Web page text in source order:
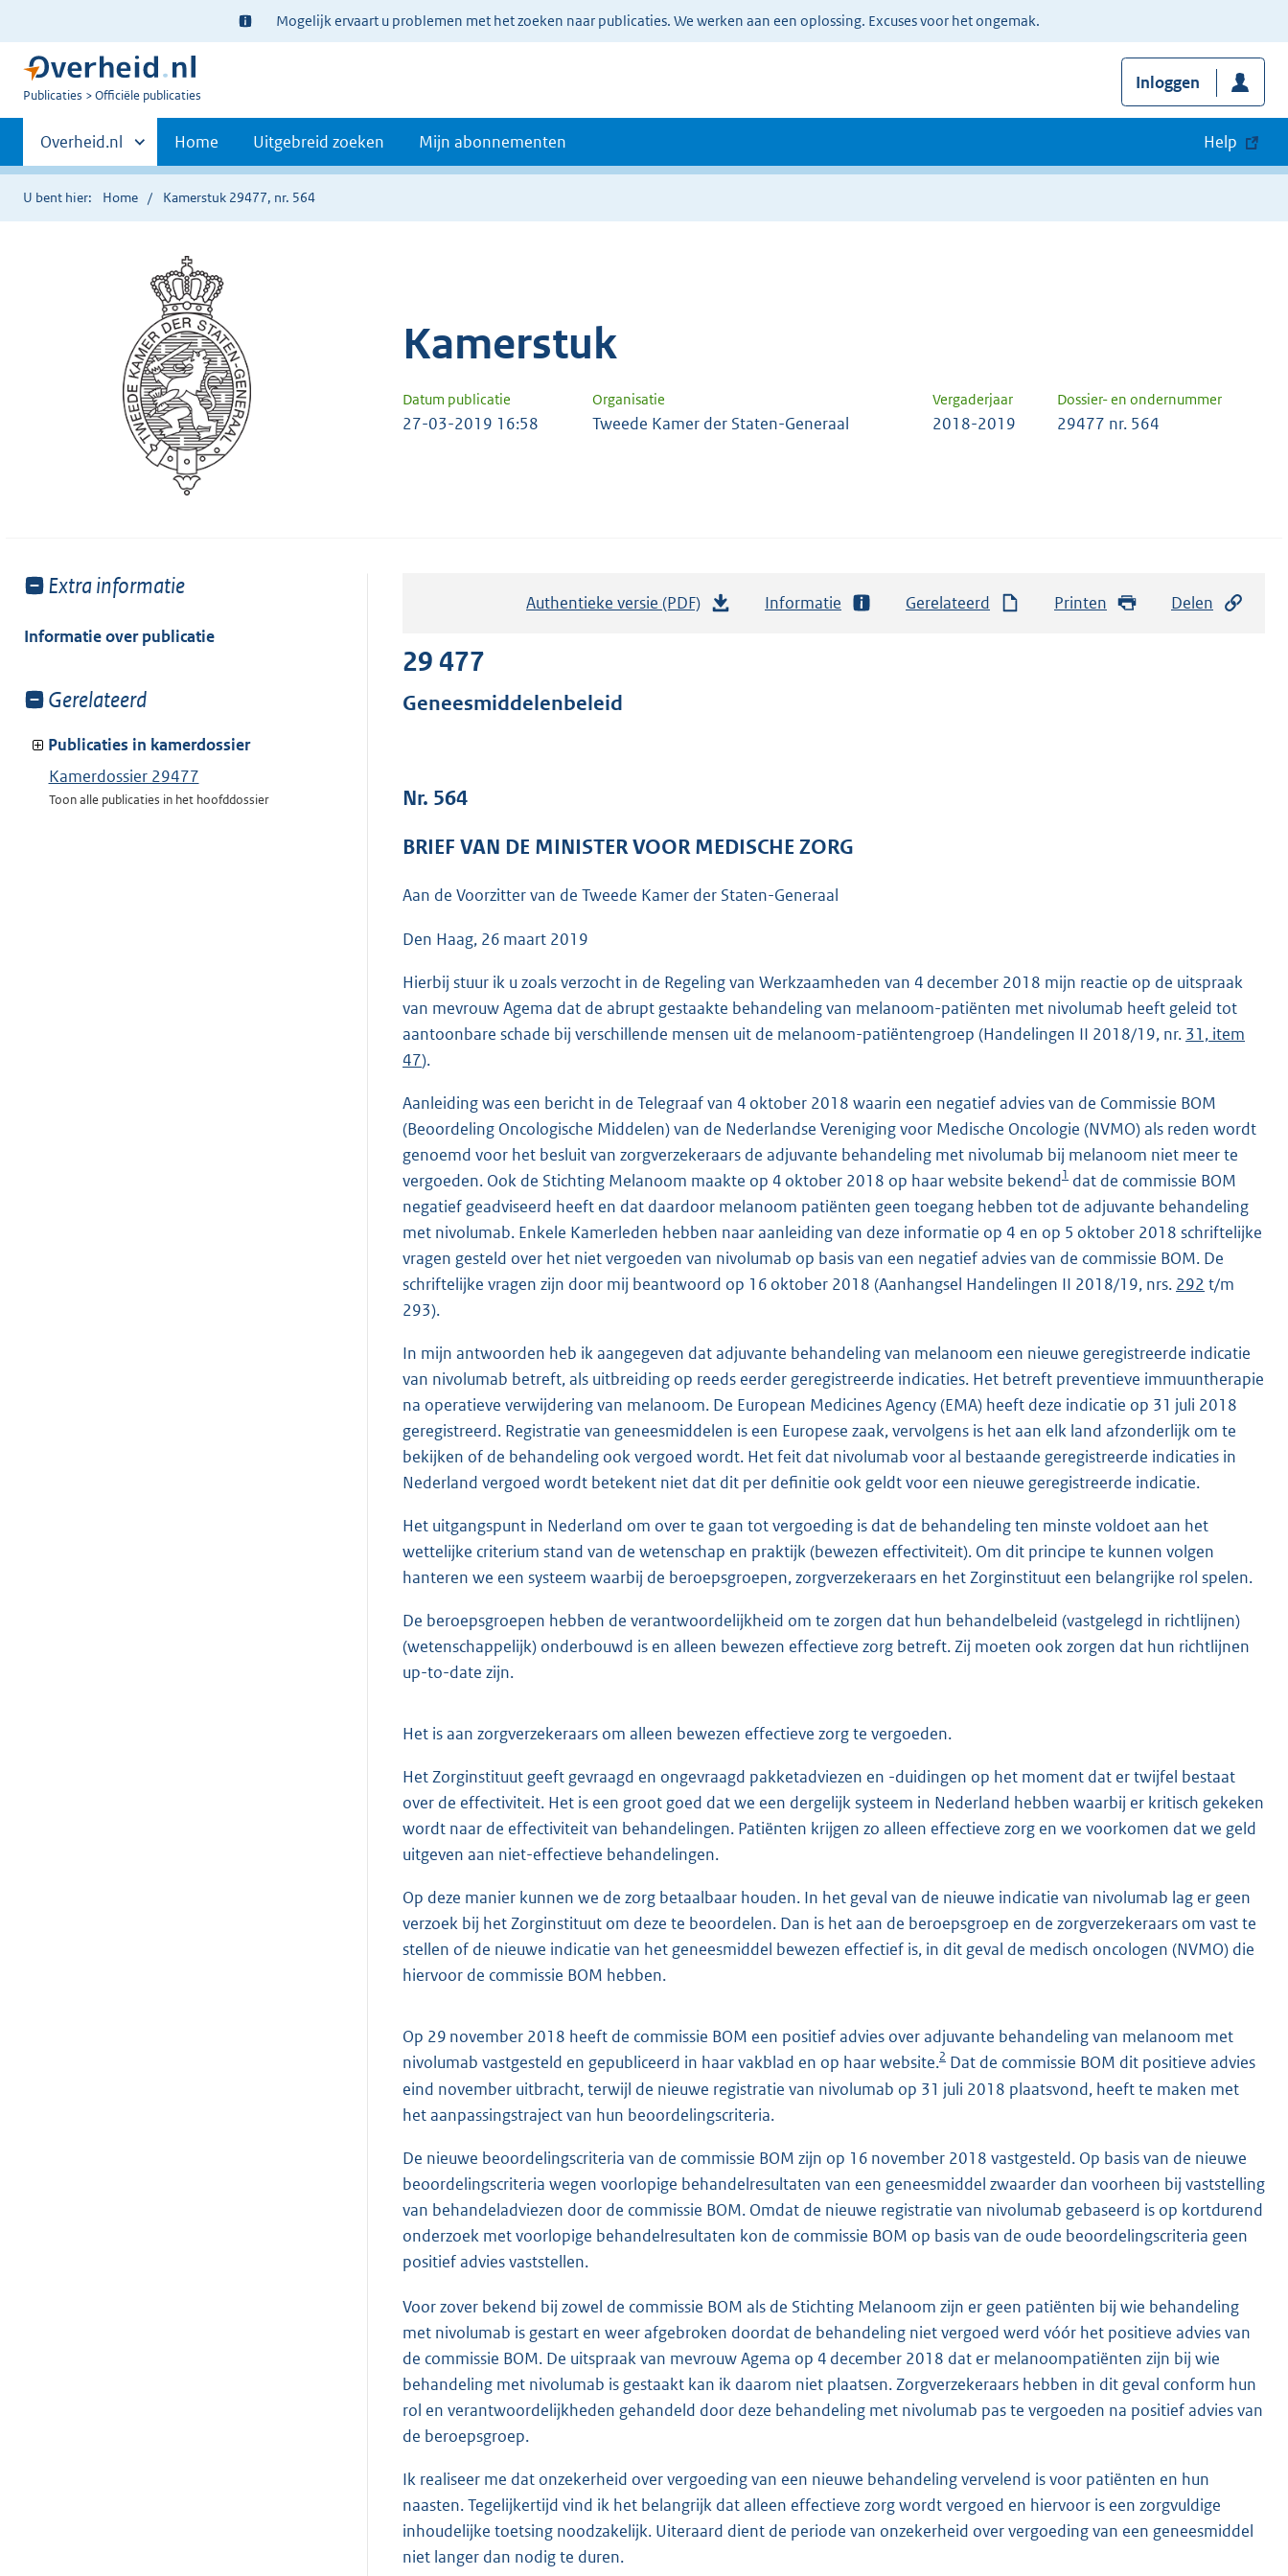
Ter
informatie:
Mogelijk ervaart u problemen met het zoeken naar publicaties. We werken aan een oplossing. Excuses voor het ongemak.
U
Publicaties Officiële publicaties
Inloggen
Primaire
navigatie
Andere
sites
binnen
Overheid.nl Home Uitgebreid zoeken Mijn abonnementen Help
U bent hier: Home Kamerstuk 29477, nr. 564
Kamerstuk
Datum publicatie Organisatie Vergaderjaar Dossier- en ondernummer
27-03-2019 16:58 Tweede Kamer der Staten-Generaal 2018-2019 29477 nr. 564
Toon
van:
Extra informatie
Informatie over publicatie
Toon
van:
Gerelateerd
Publicaties in kamerdossier
Kamerdossier 29477
Toon alle publicaties in het hoofddossier
Authentieke versie (PDF)
r
o
:
4
1
b
Informatie Gerelateerd Printen Delen
29 477
Geneesmiddelenbeleid
Nr. 564
BRIEF VAN DE MINISTER VOOR MEDISCHE ZORG
Aan de Voorzitter van de Tweede Kamer der Staten-Generaal
Den Haag, 26 maart 2019
Hierbij stuur ik u zoals verzocht in de Regeling van Werkzaamheden van 4 december 2018 mijn reactie op de uitspraak
van mevrouw Agema dat de abrupt gestaakte behandeling van melanoom-patiënten met nivolumab heeft geleid tot
aantoonbare schade bij verschillende mensen uit de melanoom-patiëntengroep (Handelingen II 2018/19, nr. 31, item
47).
Aanleiding was een bericht in de Telegraaf van 4 oktober 2018 waarin een negatief advies van de Commissie BOM
(Beoordeling Oncologische Middelen) van de Nederlandse Vereniging voor Medische Oncologie (NVMO) als reden wordt
genoemd voor het besluit van zorgverzekeraars de adjuvante behandeling met nivolumab bij melanoom niet meer te
vergoeden. Ook de Stichting Melanoom maakte op 4 oktober 2018 op haar website bekend1 dat de commissie BOM
negatief geadviseerd heeft en dat daardoor melanoom patiënten geen toegang hebben tot de adjuvante behandeling
met nivolumab. Enkele Kamerleden hebben naar aanleiding van deze informatie op 4 en op 5 oktober 2018 schriftelijke
vragen gesteld over het niet vergoeden van nivolumab op basis van een negatief advies van de commissie BOM. De
schriftelijke vragen zijn door mij beantwoord op 16 oktober 2018 (Aanhangsel Handelingen II 2018/19, nrs. 292 t/m
293).
In mijn antwoorden heb ik aangegeven dat adjuvante behandeling van melanoom een nieuwe geregistreerde indicatie
van nivolumab betreft, als uitbreiding op reeds eerder geregistreerde indicaties. Het betreft preventieve immuuntherapie
na operatieve verwijdering van melanoom. De European Medicines Agency (EMA) heeft deze indicatie op 31 juli 2018
geregistreerd. Registratie van geneesmiddelen is een Europese zaak, vervolgens is het aan elk land afzonderlijk om te
bekijken of de behandeling ook vergoed wordt. Het feit dat nivolumab voor al bestaande geregistreerde indicaties in
Nederland vergoed wordt betekent niet dat dit per definitie ook geldt voor een nieuwe geregistreerde indicatie.
Het uitgangspunt in Nederland om over te gaan tot vergoeding is dat de behandeling ten minste voldoet aan het
wettelijke criterium stand van de wetenschap en praktijk (bewezen effectiviteit). Om dit principe te kunnen volgen
hanteren we een systeem waarbij de beroepsgroepen, zorgverzekeraars en het Zorginstituut een belangrijke rol spelen.
De beroepsgroepen hebben de verantwoordelijkheid om te zorgen dat hun behandelbeleid (vastgelegd in richtlijnen)
(wetenschappelijk) onderbouwd is en alleen bewezen effectieve zorg betreft. Zij moeten ook zorgen dat hun richtlijnen
up-to-date zijn.
Het is aan zorgverzekeraars om alleen bewezen effectieve zorg te vergoeden.
Het Zorginstituut geeft gevraagd en ongevraagd pakketadviezen en -duidingen op het moment dat er twijfel bestaat
over de effectiviteit. Het is een groot goed dat we een dergelijk systeem in Nederland hebben waarbij er kritisch gekeken
wordt naar de effectiviteit van behandelingen. Patiënten krijgen zo alleen effectieve zorg en we voorkomen dat we geld
uitgeven aan niet-effectieve behandelingen.
Op deze manier kunnen we de zorg betaalbaar houden. In het geval van de nieuwe indicatie van nivolumab lag er geen
verzoek bij het Zorginstituut om deze te beoordelen. Dan is het aan de beroepsgroep en de zorgverzekeraars om vast te
stellen of de nieuwe indicatie van het geneesmiddel bewezen effectief is, in dit geval de medisch oncologen (NVMO) die
hiervoor de commissie BOM hebben.
Op 29 november 2018 heeft de commissie BOM een positief advies over adjuvante behandeling van melanoom met
nivolumab vastgesteld en gepubliceerd in haar vakblad en op haar website.2 Dat de commissie BOM dit positieve advies
eind november uitbracht, terwijl de nieuwe registratie van nivolumab op 31 juli 2018 plaatsvond, heeft te maken met
het aanpassingstraject van hun beoordelingscriteria.
De nieuwe beoordelingscriteria van de commissie BOM zijn op 16 november 2018 vastgesteld. Op basis van de nieuwe
beoordelingscriteria wegen voorlopige behandelresultaten van een geneesmiddel zwaarder dan voorheen bij vaststelling
van behandeladviezen door de commissie BOM. Omdat de nieuwe registratie van nivolumab gebaseerd is op kortdurend
onderzoek met voorlopige behandelresultaten kon de commissie BOM op basis van de oude beoordelingscriteria geen
positief advies vaststellen.
Voor zover bekend bij zowel de commissie BOM als de Stichting Melanoom zijn er geen patiënten bij wie behandeling
met nivolumab is gestart en weer afgebroken doordat de behandeling niet vergoed werd vóór het positieve advies van
de commissie BOM. De uitspraak van mevrouw Agema op 4 december 2018 dat er melanoompatiënten zijn bij wie
behandeling met nivolumab is gestaakt kan ik daarom niet plaatsen. Zorgverzekeraars hebben in dit geval conform hun
rol en verantwoordelijkheden gehandeld door deze behandeling met nivolumab pas te vergoeden na positief advies van
de beroepsgroep.
Ik realiseer me dat onzekerheid over vergoeding van een nieuwe behandeling vervelend is voor patiënten en hun
naasten. Tegelijkertijd vind ik het belangrijk dat alleen effectieve zorg wordt vergoed en hiervoor is een zorgvuldige
inhoudelijke toetsing noodzakelijk. Uiteraard dient de periode van onzekerheid over vergoeding van een geneesmiddel
niet langer dan nodig te duren.